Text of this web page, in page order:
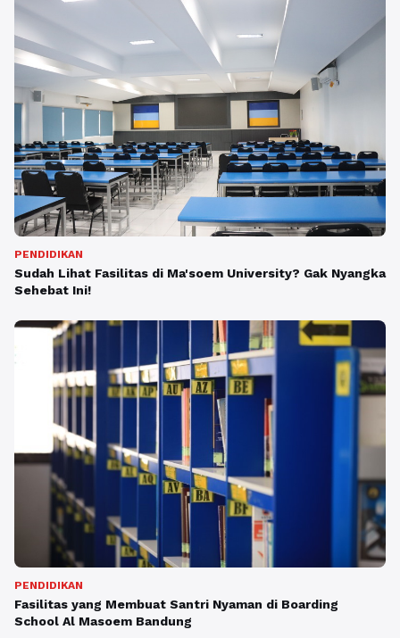
PENDIDIKAN
Sudah Lihat Fasilitas di Ma'soem University? Gak Nyangka
Sehebat Ini!
PENDIDIKAN
Fasilitas yang Membuat Santri Nyaman di Boarding
School Al Masoem Bandung